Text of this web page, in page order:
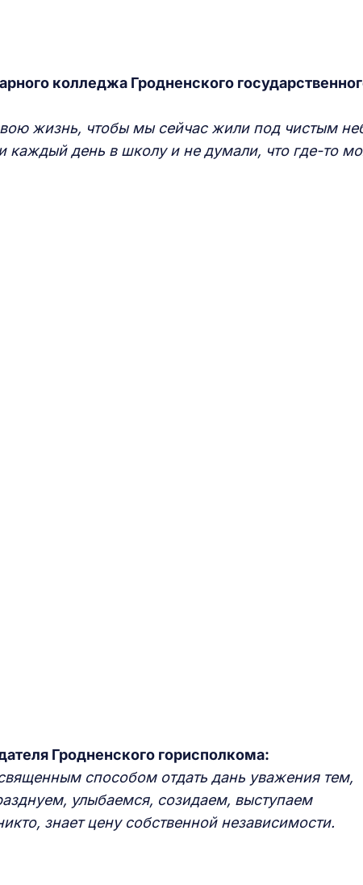
колледжа Гродненского
жизнь, чтобы мы сейчас жили под чистым
день в школу и не думали, что где-то
Гродненского горисполкома:
способом отдать дань уважения тем,
улыбаемся, созидаем, выступаем
знает цену собственной независимости.